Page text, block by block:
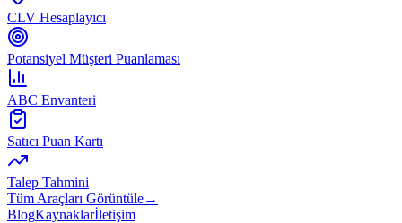
CLV Hesaplayıcı
Potansiyel Müşteri Puanlaması
ABC Envanteri
Satıcı Puan Kartı
Talep Tahmini
Tüm Araçları Görüntüle→
BlogKaynaklarİletişim